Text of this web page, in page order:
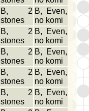
B, 2
stones
B, Even,
no komi
B, 2
stones
B, Even,
no komi
B, 2
stones
B, Even,
no komi
B, 2
stones
B, Even,
no komi
B, 2
stones
B, Even,
no komi